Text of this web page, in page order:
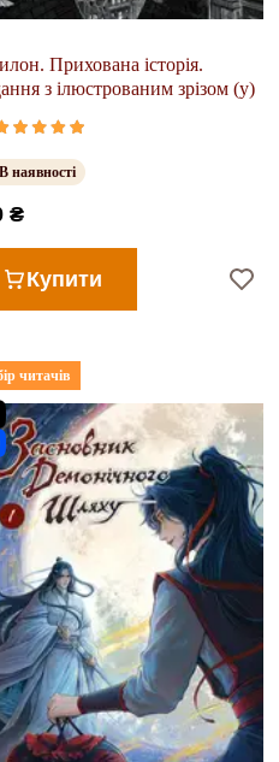
Прихована історія.
з ілюстрованим зрізом (у)
В наявності
₴
Купити
читачів